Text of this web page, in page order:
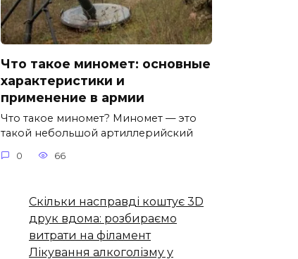
Что такое миномет: основные
характеристики и
применение в армии
Что такое миномет? Миномет — это
такой небольшой артиллерийский
0 66
Скільки насправді коштує 3D
друк вдома: розбираємо
витрати на філамент
Лікування алкоголізму у